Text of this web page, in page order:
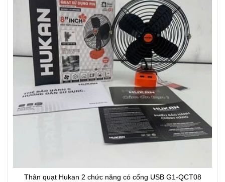
Thân quạt Hukan 2 chức năng có cổng USB G1-QCT08